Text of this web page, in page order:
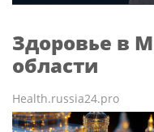
Здоровье в
области
Health.russia24.pro